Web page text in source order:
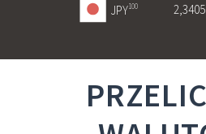
JPY100 2,3405